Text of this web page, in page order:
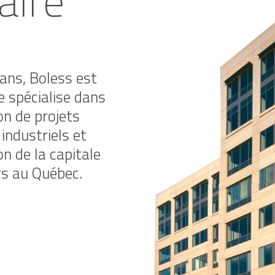
Boless est
spécialise dans
de projets
et
de la capitale
au Québec.